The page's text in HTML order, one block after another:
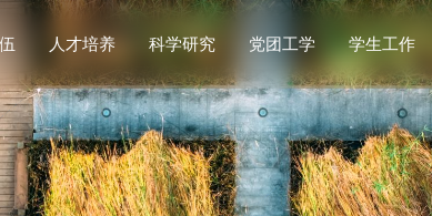
人才培养
本科生教育
研究生教育
博士后流动站
教学基地
招生工作
科学研究
科研概况
科研平台
科研机构
科研动态
党团工学
党建工作
团学工作
工会工作
理论学习
第一议题
学生工作
重要通知
思政工作
实践竞赛
就业服务